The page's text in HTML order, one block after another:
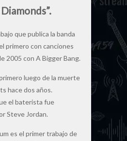
que publica la banda
primero con canciones
2005 con A Bigger Bang.
luego de la muerte
hace dos años.
el baterista fue
Steve Jordan.
es el primer trabajo de